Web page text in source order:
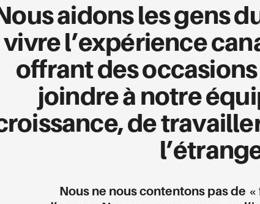
aidons les gens
vivre l’expérience
offrant des
joindre à notre
de
Nous ne nous contentons pas de